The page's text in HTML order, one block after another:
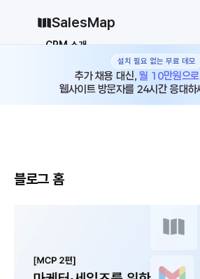
추가 채용 대신, 월 10만원으로
웹사이트 방문자를 24시간 응대하
설치 필요 없는 무료 데모
SalesMap
로그인
vs 세일즈포스 vs 허브스팟
CRM 12종
Why CRM
CRM 소개
최근 아티클
블로그 홈